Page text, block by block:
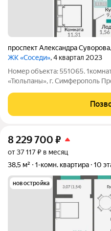
проспект Александра Суворова,
ЖК «Соседи», 4 квартал 2023
Номер объекта: 551065.
«Тюльпаны», г. Симферополь
Локация: микрорайон
Суворова, д. 107
8 229 700 ₽
от 37 117 ₽ в месяц
38,5 м²
1-комн. квартира 10
новостройка